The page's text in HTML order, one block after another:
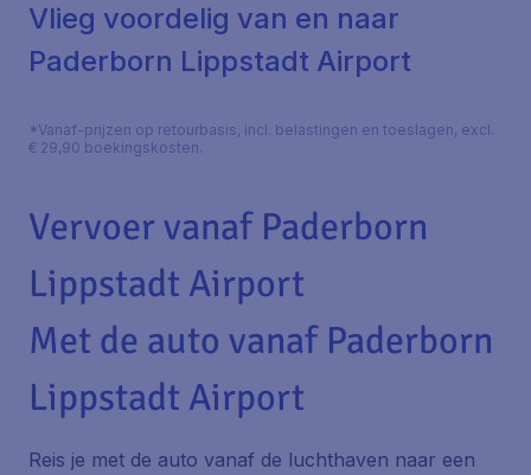
Vlieg voordelig van en naar
Paderborn Lippstadt Airport
*Vanaf-prijzen op retourbasis, incl. belastingen en toeslagen, excl.
€ 29,90 boekingskosten.
Vervoer vanaf Paderborn
Lippstadt Airport
Met de auto vanaf Paderborn
Lippstadt Airport
Reis je met de auto vanaf de luchthaven naar een